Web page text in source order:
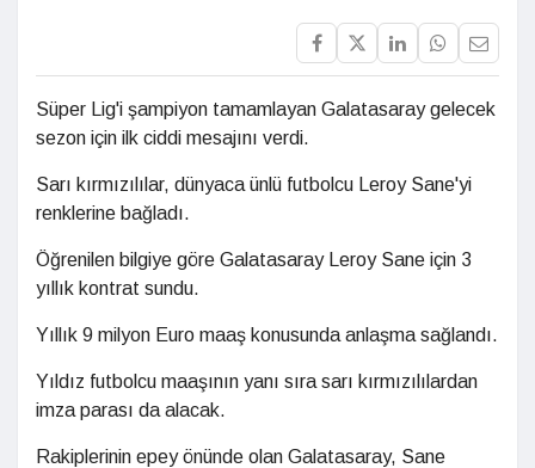
Süper Lig'i şampiyon tamamlayan Galatasaray gelecek
sezon için ilk ciddi mesajını verdi.
Sarı kırmızılılar, dünyaca ünlü futbolcu Leroy Sane'yi
renklerine bağladı.
Öğrenilen bilgiye göre Galatasaray Leroy Sane için 3
yıllık kontrat sundu.
Yıllık 9 milyon Euro maaş konusunda anlaşma sağlandı.
Yıldız futbolcu maaşının yanı sıra sarı kırmızılılardan
imza parası da alacak.
Rakiplerinin epey önünde olan Galatasaray, Sane